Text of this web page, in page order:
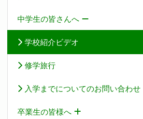
中学生の皆さんへ
学校紹介ビデオ
修学旅行
入学までについてのお問い合わせ
卒業生の皆様へ